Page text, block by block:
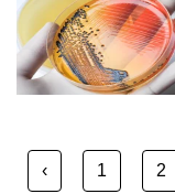
‹ 1 2